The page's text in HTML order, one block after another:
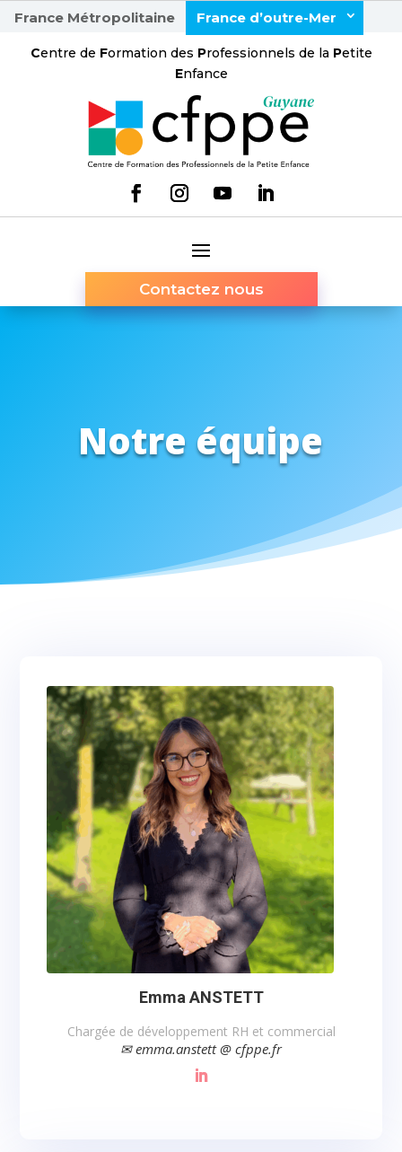
France Métropolitaine France d’outre-Mer
Centre de Formation des Professionnels de la Petite
Enfance
Contactez nous
Notre équipe
Emma ANSTETT
Chargée de développement RH et commercial
✉ emma.anstett @ cfppe.fr